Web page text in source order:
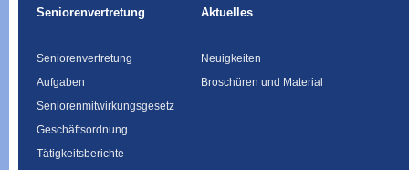
Seniorenvertretung
Seniorenvertretung
Aufgaben
Seniorenmitwirkungsgesetz
Geschäftsordnung
Tätigkeitsberichte
Aktuelles
Neuigkeiten
Broschüren und Material